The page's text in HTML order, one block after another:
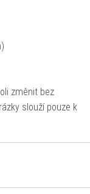
změnit bez
slouží pouze k